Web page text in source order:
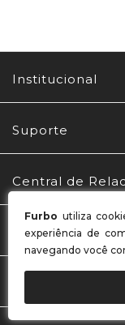
Furbo utiliza
experiência de
navegando você
Institucional
Suporte
Central de
Redes Sociais
Formas de